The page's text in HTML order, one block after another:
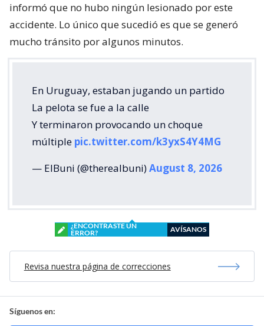
informó que no hubo ningún lesionado por este
accidente. Lo único que sucedió es que se generó
mucho tránsito por algunos minutos.
En Uruguay, estaban jugando un partido
La pelota se fue a la calle
Y terminaron provocando un choque
múltiple pic.twitter.com/k3yxS4Y4MG
— ElBuni (@therealbuni)August 8, 2026
¿ENCONTRASTE UN
ERROR?
AVÍSANOS
Revisa nuestra página de correcciones
Síguenos en: